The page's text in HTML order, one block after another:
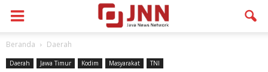
Beranda Daerah
Daerah Jawa Timur Kodim Masyarakat TNI